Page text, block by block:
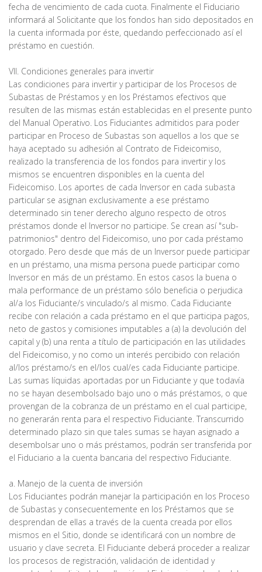
fecha de vencimiento de cada cuota. Finalmente el Fiduciario
informará al Solicitante que los fondos han sido depositados en
la cuenta informada por éste, quedando perfeccionado así el
préstamo en cuestión.
VII. Condiciones generales para invertir
Las condiciones para invertir y participar de los Procesos de
Subastas de Préstamos y en los Préstamos efectivos que
resulten de las mismas están establecidas en el presente punto
del Manual Operativo. Los Fiduciantes admitidos para poder
participar en Proceso de Subastas son aquellos a los que se
haya aceptado su adhesión al Contrato de Fideicomiso,
realizado la transferencia de los fondos para invertir y los
mismos se encuentren disponibles en la cuenta del
Fideicomiso. Los aportes de cada Inversor en cada subasta
particular se asignan exclusivamente a ese préstamo
determinado sin tener derecho alguno respecto de otros
préstamos donde el Inversor no participe. Se crean así "sub-
patrimonios" dentro del Fideicomiso, uno por cada préstamo
otorgado. Pero desde que más de un Inversor puede participar
en un préstamo, una misma persona puede participar como
Inversor en más de un préstamo. En estos casos la buena o
mala performance de un préstamo sólo beneficia o perjudica
al/a los Fiduciante/s vinculado/s al mismo. Cada Fiduciante
recibe con relación a cada préstamo en el que participa pagos,
neto de gastos y comisiones imputables a (a) la devolución del
capital y (b) una renta a título de participación en las utilidades
del Fideicomiso, y no como un interés percibido con relación
al/los préstamo/s en el/los cual/es cada Fiduciante participe.
Las sumas líquidas aportadas por un Fiduciante y que todavía
no se hayan desembolsado bajo uno o más préstamos, o que
provengan de la cobranza de un préstamo en el cual participe,
no generarán renta para el respectivo Fiduciante. Transcurrido
determinado plazo sin que tales sumas se hayan asignado a
desembolsar uno o más préstamos, podrán ser transferida por
el Fiduciario a la cuenta bancaria del respectivo Fiduciante.
a. Manejo de la cuenta de inversión
Los Fiduciantes podrán manejar la participación en los Proceso
de Subastas y consecuentemente en los Préstamos que se
desprendan de ellas a través de la cuenta creada por ellos
mismos en el Sitio, donde se identificará con un nombre de
usuario y clave secreta. El Fiduciante deberá proceder a realizar
los procesos de registración, validación de identidad y